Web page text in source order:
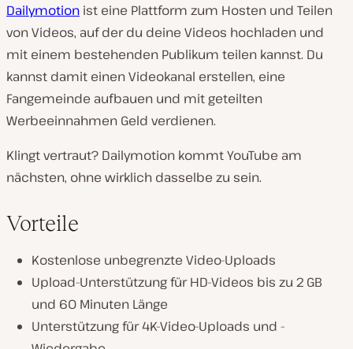
Dailymotion ist eine Plattform zum Hosten und Teilen
von Videos, auf der du deine Videos hochladen und
mit einem bestehenden Publikum teilen kannst. Du
kannst damit einen Videokanal erstellen, eine
Fangemeinde aufbauen und mit geteilten
Werbeeinnahmen Geld verdienen.
Klingt vertraut? Dailymotion kommt YouTube am
nächsten, ohne wirklich dasselbe zu sein.
Vorteile
Kostenlose unbegrenzte Video-Uploads
Upload-Unterstützung für HD-Videos bis zu 2 GB
und 60 Minuten Länge
Unterstützung für 4K-Video-Uploads und -